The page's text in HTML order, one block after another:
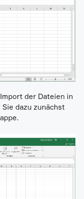
der Dateien in
dazu zunächst